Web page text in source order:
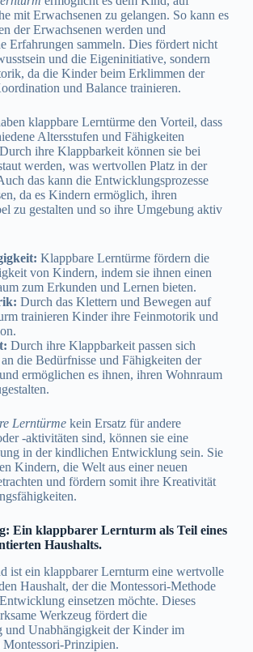
mit Erwachsenen zu gelangen. So kann es
der Erwachsenen werden und
Erfahrungen sammeln. Dies fördert nicht
und die Eigeninitiative, sondern
da die Kinder beim Erklimmen der
und Balance trainieren.
klappbare Lerntürme den Vorteil, dass
Altersstufen und Fähigkeiten
Durch ihre Klappbarkeit können sie bei
werden, was wertvollen Platz in der
das kann die Entwicklungsprozesse
da es Kindern ermöglich, ihren
zu gestalten und so ihre Umgebung aktiv
Klappbare Lerntürme fördern die
von Kindern, indem sie ihnen einen
zum Erkunden und Lernen bieten.
Durch das Klettern und Bewegen auf
trainieren Kinder ihre Feinmotorik und
Durch ihre Klappbarkeit passen sich
die Bedürfnisse und Fähigkeiten der
ermöglichen es ihnen, ihren Wohnraum
Lerntürmekein Ersatz für andere
-aktivitäten sind, können sie eine
in der kindlichen Entwicklung sein. Sie
Kindern, die Welt aus einer neuen
und fördern somit ihre Kreativität
Ein klappbarer Lernturm als Teil eines
Haushalts.
ist ein klappbarer Lernturm eine wertvolle
Haushalt, der die Montessori-Methode
einsetzen möchte. Dieses
Werkzeug fördert die
und Unabhängigkeit der Kinder im
Prinzipien.